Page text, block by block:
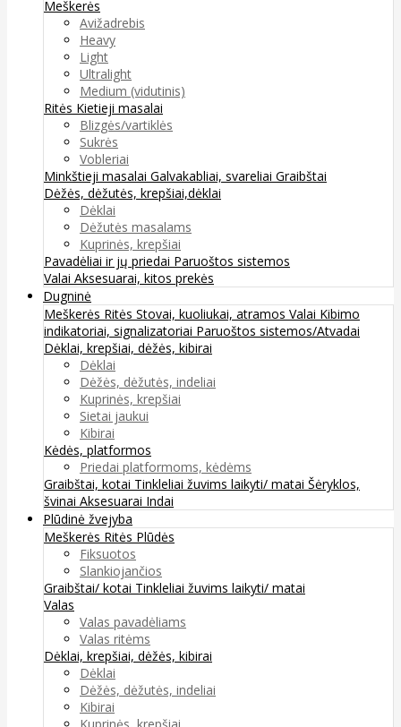
Meškerės
Avižadrebis
Heavy
Light
Ultralight
Medium (vidutinis)
Ritės Kietieji masalai
Blizgės/vartiklės
Sukrės
Vobleriai
Minkštieji masalai Galvakabliai, svareliai Graibštai
Dėžės, dėžutės, krepšiai,dėklai
Dėklai
Dėžutės masalams
Kuprinės, krepšiai
Pavadėliai ir jų priedai Paruoštos sistemos
Valai Aksesuarai, kitos prekės
Dugninė
Meškerės Ritės Stovai, kuoliukai, atramos Valai Kibimo
indikatoriai, signalizatoriai Paruoštos sistemos/Atvadai
Dėklai, krepšiai, dėžės, kibirai
Dėklai
Dėžės, dėžutės, indeliai
Kuprinės, krepšiai
Sietai jaukui
Kibirai
Kėdės, platformos
Priedai platformoms, kėdėms
Graibštai, kotai Tinkleliai žuvims laikyti/ matai Šėryklos,
švinai Aksesuarai Indai
Plūdinė žvejyba
Meškerės Ritės Plūdės
Fiksuotos
Slankiojančios
Graibštai/ kotai Tinkleliai žuvims laikyti/ matai
Valas
Valas pavadėliams
Valas ritėms
Dėklai, krepšiai, dėžės, kibirai
Dėklai
Dėžės, dėžutės, indeliai
Kibirai
Kuprinės, krepšiai